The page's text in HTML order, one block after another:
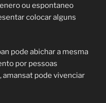
ou espontaneo
colocar alguns
pode abichar a mesma
por pessoas
amansat pode vivenciar